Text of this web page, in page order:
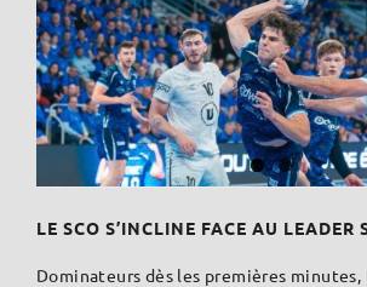
LE SCO S’INCLINE FACE AU LEADER
Dominateurs dès les premières minutes,